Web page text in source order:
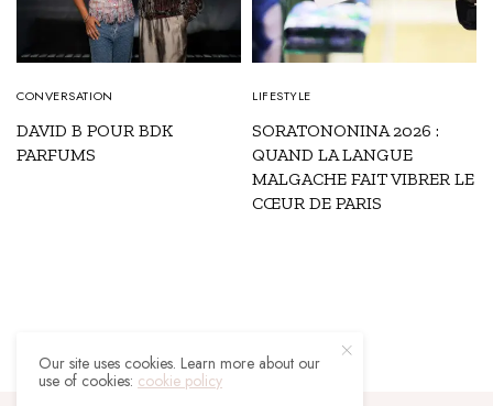
CONVERSATION
DAVID B POUR BDK
PARFUMS
LIFESTYLE
SORATONONINA 2026 :
QUAND LA LANGUE
MALGACHE FAIT VIBRER LE
CŒUR DE PARIS
Our site uses cookies. Learn more about our
use of cookies: cookie policy